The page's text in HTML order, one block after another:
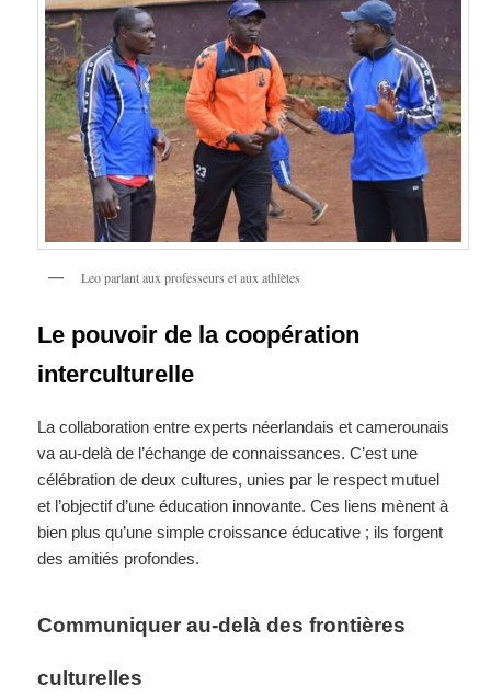
Leo parlant aux professeurs et aux athlètes
Le pouvoir de la coopération
interculturelle
La collaboration entre experts néerlandais et camerounais
va au-delà de l’échange de connaissances. C’est une
célébration de deux cultures, unies par le respect mutuel
et l’objectif d’une éducation innovante. Ces liens mènent à
bien plus qu’une simple croissance éducative ; ils forgent
des amitiés profondes.
Communiquer au-delà des frontières
culturelles